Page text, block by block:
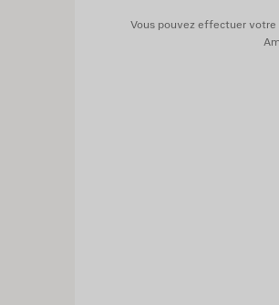
Vous pouvez effectuer votre